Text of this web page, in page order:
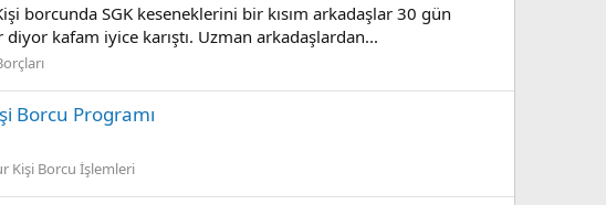
borcunda SGK keseneklerini bir kısım arkadaşlar 30 gün
kafam iyice karıştı. Uzman arkadaşlardan...
Borcu Programı
Kişi Borcu İşlemleri